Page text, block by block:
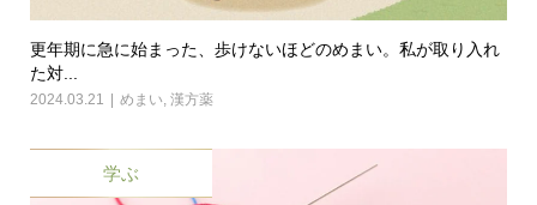
更年期に急に始まった、歩けないほどのめまい。私が取り入れ
た対...
2024.03.21 めまい, 漢方薬
学ぶ